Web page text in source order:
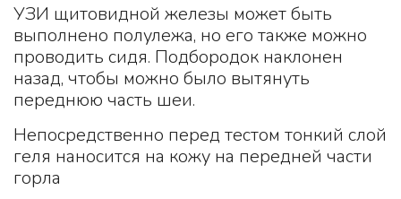
УЗИ щитовидной железы может быть
выполнено полулежа, но его также можно
проводить сидя. Подбородок наклонен
назад, чтобы можно было вытянуть
переднюю часть шеи.
Непосредственно перед тестом тонкий слой
геля наносится на кожу на передней части
горла